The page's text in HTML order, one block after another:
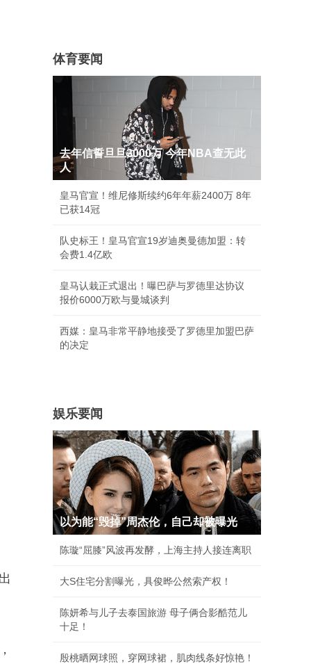
体育要闻
去年信誓旦旦3000万 今年NBA查无此
人
皇马官宣！维尼修斯续约6年年薪2400万 8年
已获14冠
队史标王！皇马官宣19岁迪奥曼德加盟：转
会费1.4亿欧
皇马认栽正式退出！曝巴萨与罗德里达协议
报价6000万欧与曼城谈判
西媒：皇马非常平静地接受了罗德里加盟巴萨
的决定
娱乐要闻
以为能“毁掉”周杰伦，自己却被曝光
陈璇“屈膝”风波再发酵，上海主持人接连离职
大S住宅分割曝光，具俊晔公然索产权！
陈妍希与儿子去泰国旅游 母子俩合影酷范儿
十足！
殷桃晒网球照，穿网球裙，肌肉线条好惊艳！